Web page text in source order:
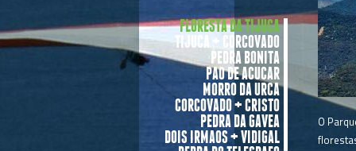
FLORESTA DA TIJUCA
TIJUCA + CORCOVADO
PEDRA BONITA
PAO DE ACUCAR
MORRO DA URCA
CORCOVADO + CRISTO
PEDRA DA GAVEA
DOIS IRMAOS + VIDIGAL
O